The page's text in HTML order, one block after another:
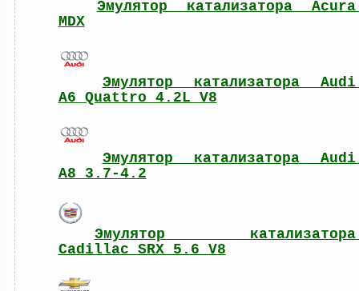
Эмулятор катализатора Acura
MDX
Эмулятор катализатора Audi
A6 Quattro 4.2L V8
Эмулятор катализатора Audi
A8 3.7-4.2
Эмулятор катализатора
Cadillac SRX 5.6 V8